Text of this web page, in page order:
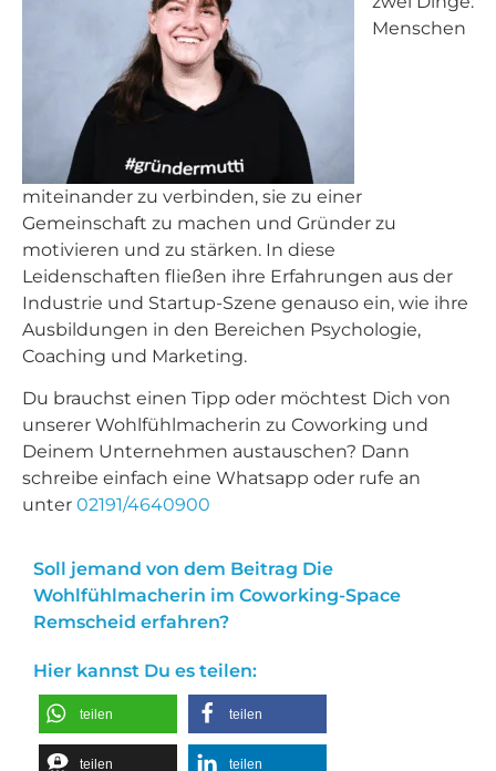
Menschen
miteinander zu verbinden, sie zu einer
Gemeinschaft zu machen und Gründer zu
motivieren und zu stärken. In diese
Leidenschaften fließen ihre Erfahrungen aus der
Industrie und Startup-Szene genauso ein, wie ihre
Ausbildungen in den Bereichen Psychologie,
Coaching und Marketing.
Du brauchst einen Tipp oder möchtest Dich von
unserer Wohlfühlmacherin zu Coworking und
Deinem Unternehmen austauschen? Dann
schreibe einfach eine Whatsapp oder rufe an
unter 02191/4640900
Soll jemand von dem Beitrag Die
Wohlfühlmacherin im Coworking-Space
Remscheid erfahren?
Hier kannst Du es teilen:
teilen teilen
teilen teilen